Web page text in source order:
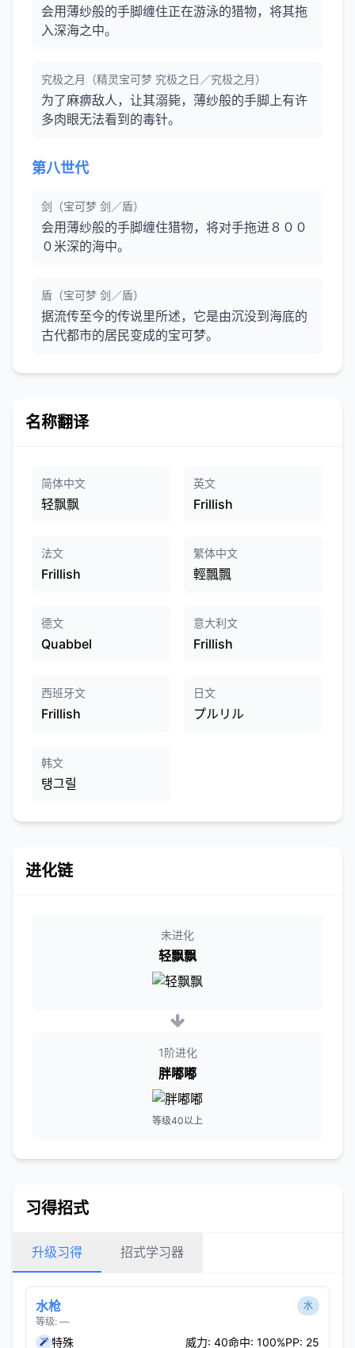
会用薄纱般的手脚缠住正在游泳的猎物，将其拖
入深海之中。
究极之月（精灵宝可梦 究极之日／究极之月）
为了麻痹敌人，让其溺毙，薄纱般的手脚上有许
多肉眼无法看到的毒针。
第八世代
剑（宝可梦 剑／盾）
会用薄纱般的手脚缠住猎物，将对手拖进８００
０米深的海中。
盾（宝可梦 剑／盾）
据流传至今的传说里所述，它是由沉没到海底的
古代都市的居民变成的宝可梦。
名称翻译
简体中文
轻飘飘
英文
Frillish
法文
Frillish
繁体中文
輕飄飄
德文
Quabbel
意大利文
Frillish
西班牙文
Frillish
日文
プルリル
韩文
탱그릴
进化链
未进化
轻飘飘
1阶进化
胖嘟嘟
等级40以上
习得招式
升级习得 招式学习器
水枪
等级: —
水
特殊 威力: 40命中: 100%PP: 25